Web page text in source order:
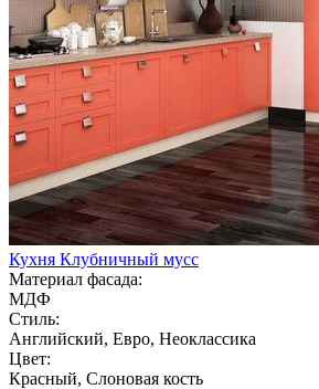
Кухня Клубничный мусс
Материал фасада:
МДФ
Стиль:
Английский, Евро, Неоклассика
Цвет:
Красный, Слоновая кость